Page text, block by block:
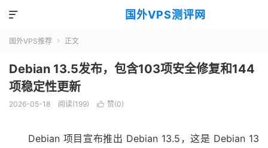
国外VPS测评网

国外VPS推荐  正文
Debian 13.5发布，包含103项安全修复和144
项稳定性更新
2026-05-18 阅读(199)  赞(0)
Debian 项目宣布推出 Debian 13.5，这是 Debian 13